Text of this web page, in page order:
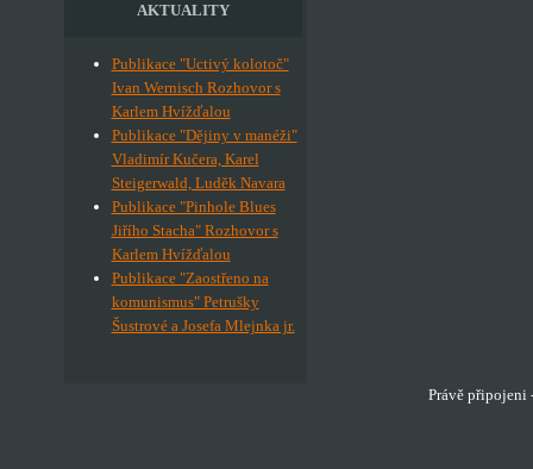
AKTUALITY
Publikace "Uctivý kolotoč"
Ivan Wernisch Rozhovor s
Karlem Hvížďalou
Publikace "Dějiny v manéži"
Vladimír Kučera, Karel
Steigerwald, Luděk Navara
Publikace "Pinhole Blues
Jiřího Stacha" Rozhovor s
Karlem Hvížďalou
Publikace "Zaostřeno na
komunismus" Petrušky
Šustrové a Josefa Mlejnka jr.
Právě připojeni